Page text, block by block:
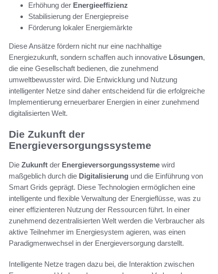
Erhöhung der Energieeffizienz
Stabilisierung der Energiepreise
Förderung lokaler Energiemärkte
Diese Ansätze fördern nicht nur eine nachhaltige
Energiezukunft, sondern schaffen auch innovative Lösungen,
die eine Gesellschaft bedienen, die zunehmend
umweltbewusster wird. Die Entwicklung und Nutzung
intelligenter Netze sind daher entscheidend für die erfolgreiche
Implementierung erneuerbarer Energien in einer zunehmend
digitalisierten Welt.
Die Zukunft der
Energieversorgungssysteme
Die Zukunft der Energieversorgungssysteme wird
maßgeblich durch die Digitalisierung und die Einführung von
Smart Grids geprägt. Diese Technologien ermöglichen eine
intelligente und flexible Verwaltung der Energieflüsse, was zu
einer effizienteren Nutzung der Ressourcen führt. In einer
zunehmend dezentralisierten Welt werden die Verbraucher als
aktive Teilnehmer im Energiesystem agieren, was einen
Paradigmenwechsel in der Energieversorgung darstellt.
Intelligente Netze tragen dazu bei, die Interaktion zwischen